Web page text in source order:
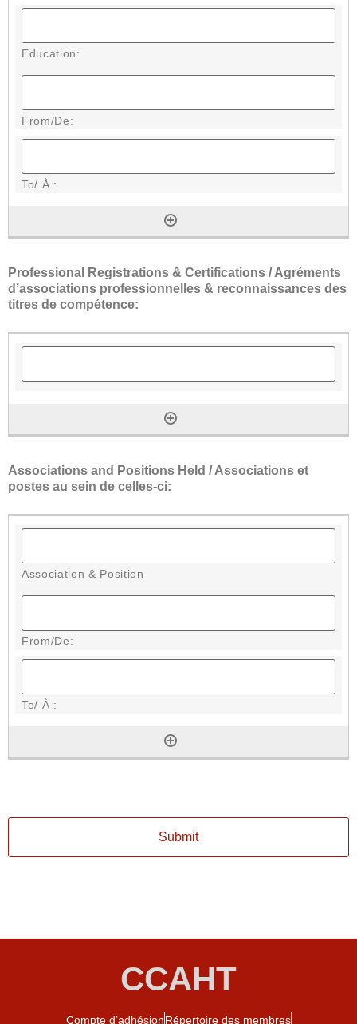
Professional Registrations & Certifications / Agréments
d’associations professionnelles & reconnaissances des
titres de compétence:
Associations and Positions Held / Associations et
postes au sein de celles-ci:
CCAHT
Compte d’adhésionRépertoire des membres